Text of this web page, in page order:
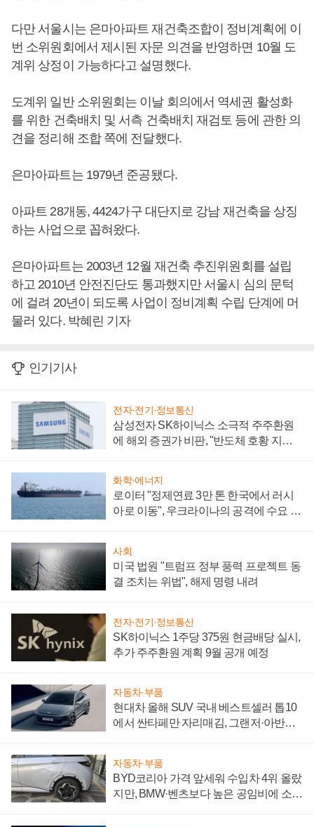
다만 서울시는 은마아파트 재건축조합이 정비계획에 이
번 소위원회에서 제시된 자문 의견을 반영하면 10월 도
계위 상정이 가능하다고 설명했다.
도계위 일반 소위원회는 이날 회의에서 역세권 활성화
를 위한 건축배치 및 서측 건축배치 재검토 등에 관한 의
견을 정리해 조합 쪽에 전달했다.
은마아파트는 1979년 준공됐다.
아파트 28개동, 4424가구 대단지로 강남 재건축을 상징
하는 사업으로 꼽혀왔다.
은마아파트는 2003년 12월 재건축 추진위원회를 설립
하고 2010년 안전진단도 통과했지만 서울시 심의 문턱
에 걸려 20년이 되도록 사업이 정비계획 수립 단계에 머
물러 있다. 박혜린 기자
인기기사
전자·전기·정보통신
삼성전자 SK하이닉스 소극적 주주환원
에 해외 증권가 비판, "반도체 호황 지속
화학·에너지
로이터 "정제연료 3만 톤 한국에서 러시
아로 이동", 우크라이나의 공격에 수요 늘
사회
미국 법원 "트럼프 정부 풍력 프로젝트 동
결 조치는 위법", 해제 명령 내려
전자·전기·정보통신
SK하이닉스 1주당 375원 현금배당 실시,
추가 주주환원 계획 9월 공개 예정
자동차·부품
현대차 올해 SUV 국내 베스트셀러 톱10
에서 싼타페만 자리매김, 그랜저·아반떼
자동차·부품
BYD코리아 가격 앞세워 수입차 4위 올랐
지만, BMW·벤츠보다 높은 공임비에 소비